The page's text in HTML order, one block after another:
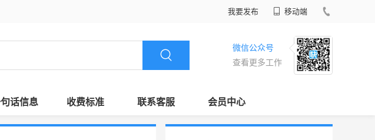
我要发布 移动端
微信公众号
查看更多工作
话信息 收费标准 联系客服 会员中心